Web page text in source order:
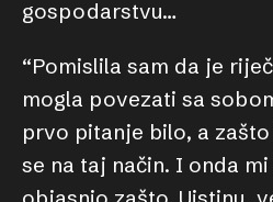
gospodarstvu…
“Pomislila sam da je
mogla povezati sa
prvo pitanje bilo, a
se na taj način. I onda